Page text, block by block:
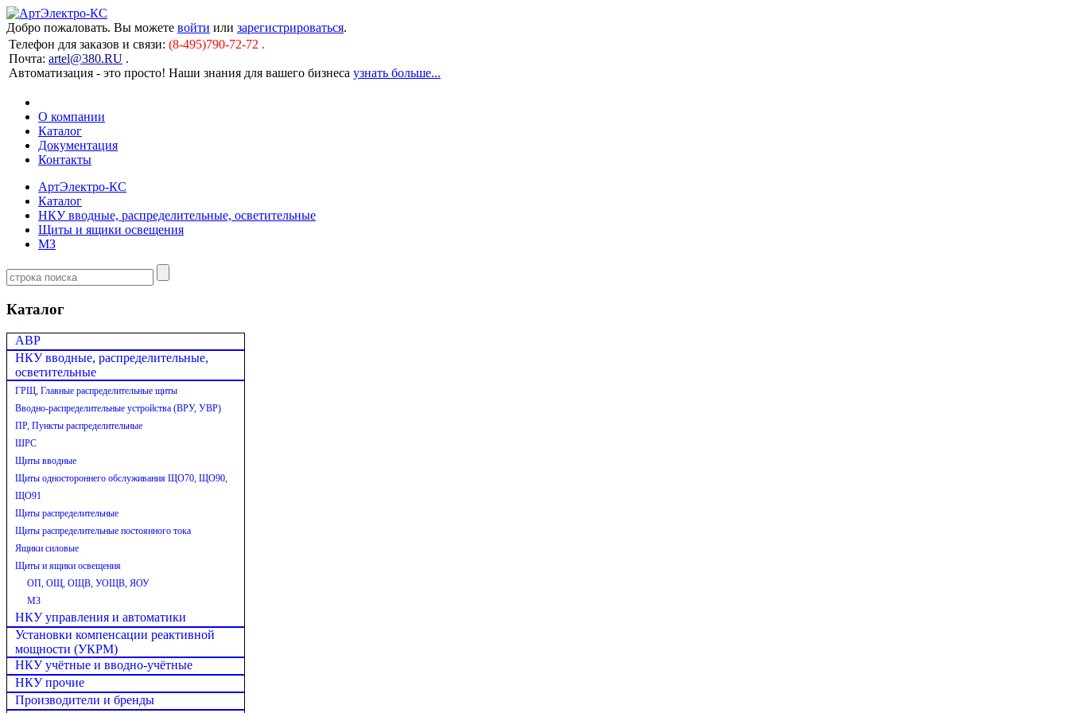
Добро пожаловать. Вы можете войти или зарегистрироваться.
Телефон для заказов и связи: (8-495)790-72-72 .
Почта: artel@380.RU .
Автоматизация - это просто! Наши знания для вашего бизнеса узнать больше...
О компании
Каталог
Документация
Контакты
АртЭлектро-КС
Каталог
НКУ вводные, распределительные, осветительные
Щиты и ящики освещения
МЗ
Каталог
АВР
НКУ вводные, распределительные,
осветительные
ГРЩ, Главные распределительные щиты
Вводно-распределительные устройства (ВРУ, УВР)
ПР, Пункты распределительные
ШРС
Щиты вводные
Щиты одностороннего обслуживания ЩО70, ЩО90,
ЩО91
Щиты распределительные
Щиты распределительные постоянного тока
Ящики силовые
Щиты и ящики освещения
ОП, ОЩ, ОЩВ, УОЩВ, ЯОУ
МЗ
НКУ управления и автоматики
Установки компенсации реактивной
мощности (УКРМ)
НКУ учётные и вводно-учётные
НКУ прочие
Производители и бренды